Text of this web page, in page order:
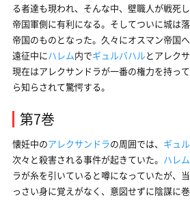
る者達も現われ、そんな中、壁職人が戦死
帝国軍側に有利になる。そしてついに城は
帝国のものとなった。久々にオスマン帝国
遠征中にハレム内でギュルバハルとアレク
現在はアレクサンドラが一番の権力を持っ
ら知らされて驚愕する。
第7巻
懐妊中のアレクサンドラの周囲では、 ギュ
次々と殺害される事件が起きていた。 ハレム
ラが糸を引いていると噂になっていたが、
っさい身に覚えがなく、意図せずに陰謀に